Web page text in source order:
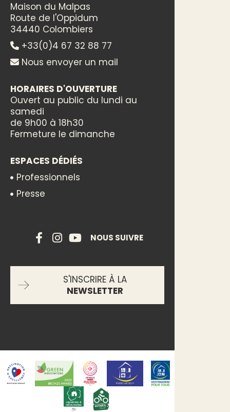
Maison du Malpas
Route de l'Oppidum
34440 Colombiers
+33(0)4 67 32 88 77
Nous envoyer un mail
HORAIRES D'OUVERTURE
Ouvert au public du lundi au
samedi
de 9h00 à 18h30
Fermeture le dimanche
ESPACES DÉDIÉS
Professionnels
Presse
NOUS SUIVRE
S'INSCRIRE À LA
NEWSLETTER